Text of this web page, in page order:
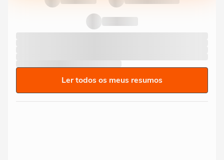
Ler todos os meus resumos